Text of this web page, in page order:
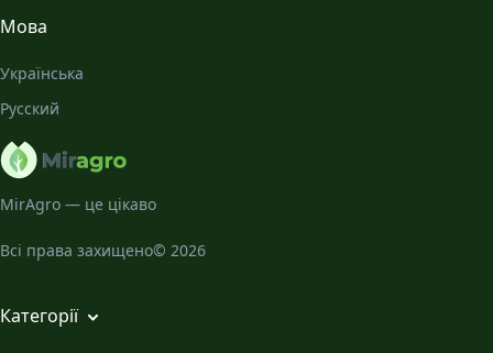
MirAgro — це цікаво
Всі права захищено© 2026
Всі статті
Галерея
Про нас
Категорії
Мова
Українська
Русский